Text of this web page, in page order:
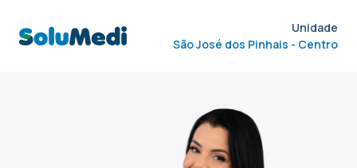
Unidade
São José dos Pinhais - Centro